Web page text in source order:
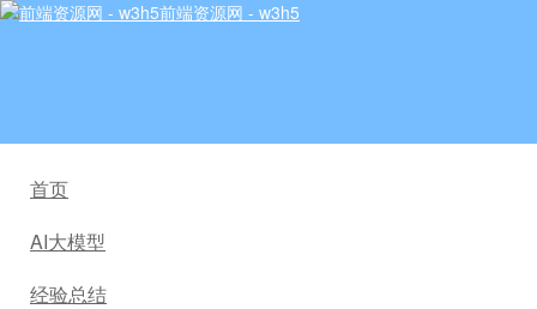
前端资源网 - w3h5
首页
AI大模型
经验总结